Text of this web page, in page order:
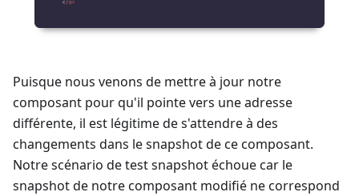
Puisque nous venons de mettre à jour notre
composant pour qu'il pointe vers une adresse
différente, il est légitime de s'attendre à des
changements dans le snapshot de ce composant.
Notre scénario de test snapshot échoue car le
snapshot de notre composant modifié ne correspond